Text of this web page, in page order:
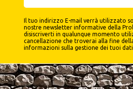
Il tuo indirizzo E-mail verrà utilizzato
nostre newsletter informative della
disiscriverti in qualunque momento
cancellazione che troverai alla fine
informazioni sulla gestione dei tuoi dati